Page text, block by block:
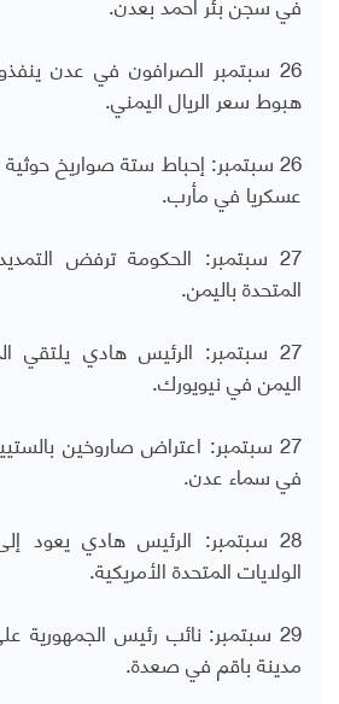
26 سبتمبر الصرافون في عدن
هبوط سعر الريال اليمني.
26 سبتمبر: إحباط ستة صواريخ
عسكريا في مأرب.
27 سبتمبر: الحكومة ترفض
المتحدة باليمن.
27 سبتمبر: الرئيس هادي يلتقي
اليمن في نيويورك.
27 سبتمبر: اعتراض صاروخين
في سماء عدن.
28 سبتمبر: الرئيس هادي يعود
الولايات المتحدة الأمريكية.
29 سبتمبر: نائب رئيس الجمهورية
مدينة باقم في صعدة.